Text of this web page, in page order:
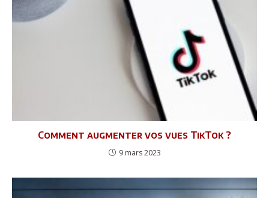
Comment augmenter vos vues TikTok ?
9 mars 2023